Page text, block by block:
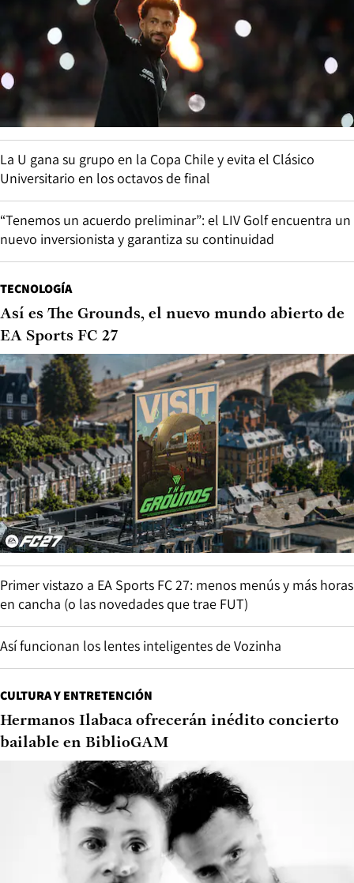
La U gana su grupo en la Copa Chile y evita el Clásico
Universitario en los octavos de final
“Tenemos un acuerdo preliminar”: el LIV Golf encuentra un
nuevo inversionista y garantiza su continuidad
TECNOLOGÍA
Así es The Grounds, el nuevo mundo abierto de
EA Sports FC 27
Primer vistazo a EA Sports FC 27: menos menús y más horas
en cancha (o las novedades que trae FUT)
Así funcionan los lentes inteligentes de Vozinha
CULTURA Y ENTRETENCIÓN
Hermanos Ilabaca ofrecerán inédito concierto
bailable en BiblioGAM